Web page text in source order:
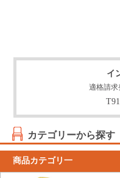
イ
適格請求
カテゴリーから探す
商品カテゴリ一